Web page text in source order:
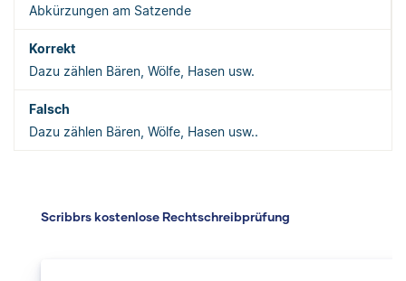
Abkürzungen am Satzende
Dazu zählen Bären, Wölfe, Hasen usw.
Dazu zählen Bären, Wölfe, Hasen usw..
Scribbrs kostenlose Rechtschreibprüfung